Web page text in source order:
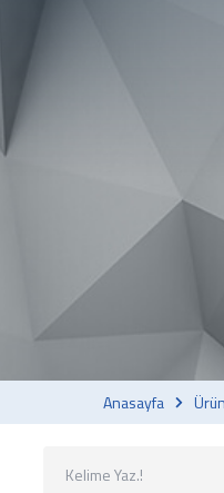
Anasayfa